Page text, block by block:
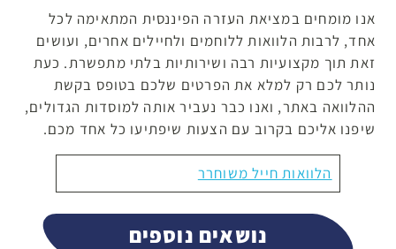
אנו מומחים במציאת העזרה הפיננסית המתאימה לכל
אחד, לרבות הלוואות ללוחמים ולחיילים אחרים, ועושים
זאת תוך מקצועיות רבה ושירותיות בלתי מתפשרת. כעת
נותר לכם רק למלא את הפרטים שלכם בטופס בקשת
ההלוואה באתר, ואנו כבר נעביר אותה למוסדות הגדולים,
שיפנו אליכם בקרוב עם הצעות שיפתיעו כל אחד מכם.
הלוואות חייל משוחרר
נושאים נוספים